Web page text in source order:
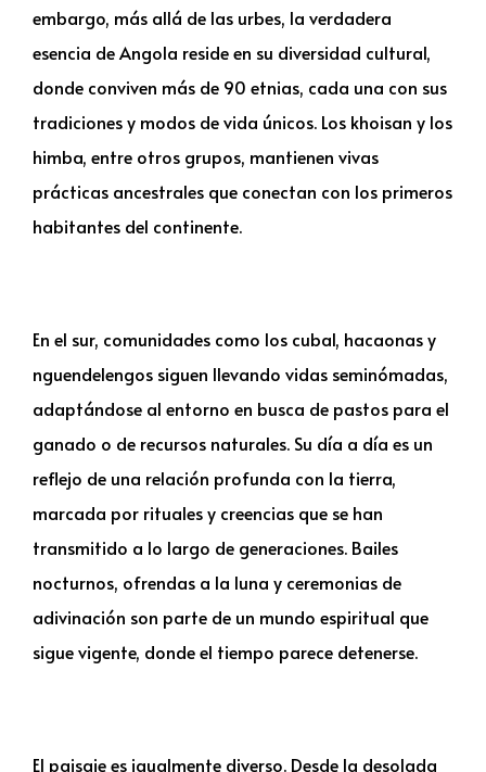
embargo, más allá de las urbes, la verdadera
esencia de Angola reside en su diversidad cultural,
donde conviven más de 90 etnias, cada una con sus
tradiciones y modos de vida únicos. Los khoisan y los
himba, entre otros grupos, mantienen vivas
prácticas ancestrales que conectan con los primeros
habitantes del continente.
En el sur, comunidades como los cubal, hacaonas y
nguendelengos siguen llevando vidas seminómadas,
adaptándose al entorno en busca de pastos para el
ganado o de recursos naturales. Su día a día es un
reflejo de una relación profunda con la tierra,
marcada por rituales y creencias que se han
transmitido a lo largo de generaciones. Bailes
nocturnos, ofrendas a la luna y ceremonias de
adivinación son parte de un mundo espiritual que
sigue vigente, donde el tiempo parece detenerse.
El paisaje es igualmente diverso. Desde la desolada